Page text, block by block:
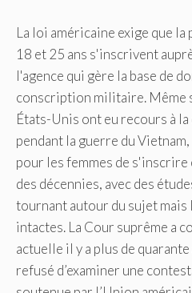
La loi américaine exige que
18 et 25 ans s'inscrivent
l'agence qui gère la base de
conscription militaire. Même
États-Unis ont eu recours à
pendant la guerre du
pour les femmes de
des décennies, avec des
tournant autour du sujet
intactes. La Cour suprême a
actuelle il y a plus de
refusé d’examiner une